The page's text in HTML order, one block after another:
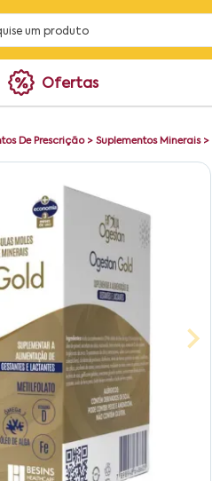
Ofertas
De Prescrição> Suplementos Minerais>